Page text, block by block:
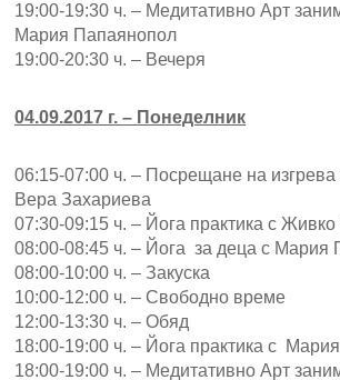
19:00-19:30 ч. – Медитативно Арт
Мария Папаянопол
19:00-20:30 ч. – Вечеря
04.09.2017 г. – Понеделник
06:15-07:00 ч. – Посрещане на
Вера Захариева
07:30-09:15 ч. – Йога практика с
08:00-08:45 ч. – Йога за деца с Мария
08:00-10:00 ч. – Закуска
10:00-12:00 ч. – Свободно време
12:00-13:30 ч. – Обяд
18:00-19:00 ч. – Йога практика с
18:00-19:00 ч. – Медитативно Арт